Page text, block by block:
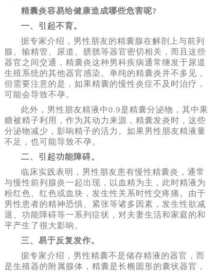
精囊炎容易给健康造成哪些危害呢?
一、引起不育。
据专家介绍，男性朋友的精囊腺在解剖上与前列
腺、输精管、尿道、膀胱等器官密切相关，而且这些
器官之间交通，精囊炎这种男科疾病通常继发于尿道
生殖系统的其他器官感染。单纯的精囊炎并不多见，
但需要注意的是，如果精囊的慢性炎症不及时治疗，
可能会导致不孕。
此外，男性朋友精液中0.9是精囊分泌物，其中果
糖被精子利用，作为其动力来源，精囊发炎时，这些
分泌物减少，影响精子的活力。如果男性朋友精液量
不足，也可能导致不孕。
二、引起功能障碍。
临床实践表明，男性朋友患有慢性精囊炎，通常
与慢性前列腺炎一起出现，以血精为主，此时精液为
粉红色、红色或血块，发生性关系时性交疼痛。由于
男性患者的精神恐惧、紧张等诸多因素，发生性欲减
退、功能障碍等一系列症状，对夫妻生活和家庭的和
平产生了很大影响。
三、易于反复发作。
据专家介绍，男性精囊不是储存精液的器官，而
是生殖器的附属腺体，精囊是长椭圆形的囊状器官，